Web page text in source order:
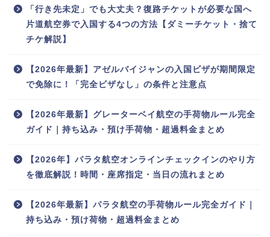
「行き先未定」でも大丈夫？復路チケットが必要な国へ
片道航空券で入国する4つの方法【ダミーチケット・捨て
チケ解説】
【2026年最新】アゼルバイジャンの入国ビザが期間限定
で免除に！「完全ビザなし」の条件と注意点
【2026年最新】グレーターベイ航空の手荷物ルール完全
ガイド｜持ち込み・預け手荷物・超過料金まとめ
【2026年】パラタ航空オンラインチェックインのやり方
を徹底解説！時間・座席指定・当日の流れまとめ
【2026年最新】パラタ航空の手荷物ルール完全ガイド｜
持ち込み・預け荷物・超過料金まとめ